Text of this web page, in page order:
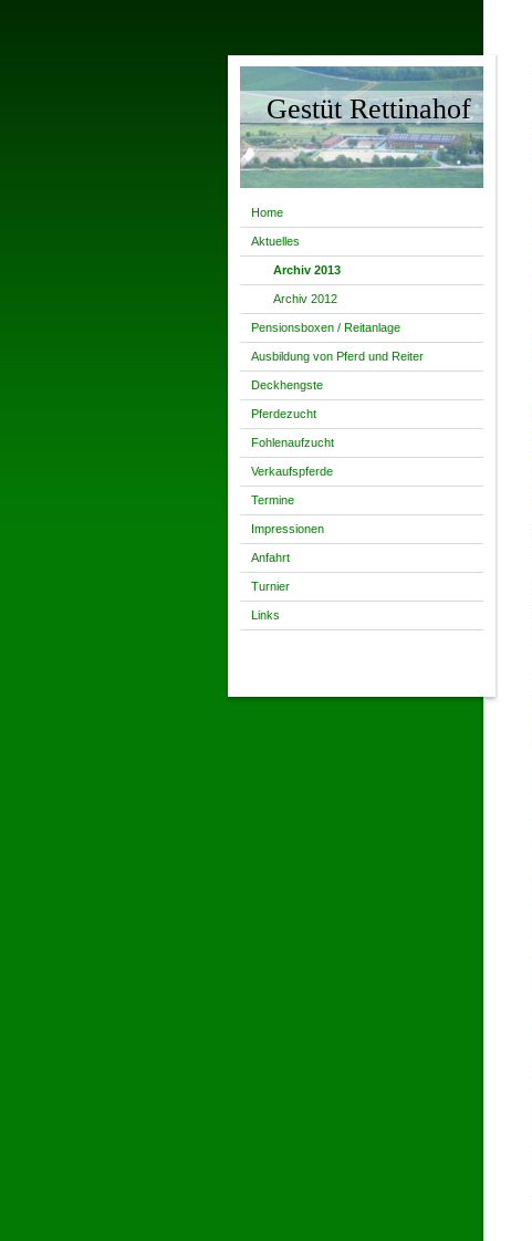
Gestüt Rettinahof
Home
Aktuelles
Archiv 2013
Archiv 2012
Pensionsboxen / Reitanlage
Ausbildung von Pferd und Reiter
Deckhengste
Pferdezucht
Fohlenaufzucht
Verkaufspferde
Termine
Impressionen
Anfahrt
Turnier
Links